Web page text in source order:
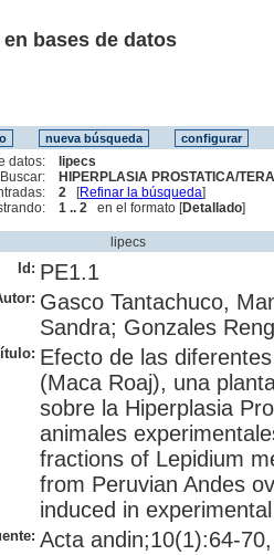
bases de datos
datos:
lipecs
Buscar:
HIPERPLASIA PROSTATICA/
2 [Refinar la búsqueda]
1 .. 2 en el formato [Detallado]
lipecs
Id: PE1.1
Gasco Tantachuco,
Sandra; Gonzales
Efecto de las
(Maca Roaj), una
sobre la Hiperplasia
animales
fractions of Lepidium
from Peruvian Andes
induced in
Acta andin;10(1):64-